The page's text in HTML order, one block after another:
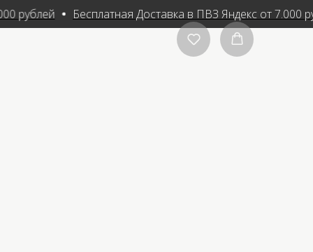
рублей Бесплатная Доставка в ПВЗ Яндекс от 7.000